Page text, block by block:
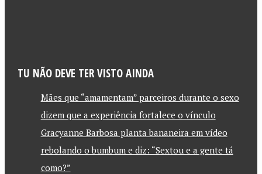
TU NÃO DEVE TER VISTO AINDA
Mães que “amamentam” parceiros durante o sexo
dizem que a experiência fortalece o vínculo
Gracyanne Barbosa planta bananeira em vídeo
rebolando o bumbum e diz: “Sextou e a gente tá
como?”